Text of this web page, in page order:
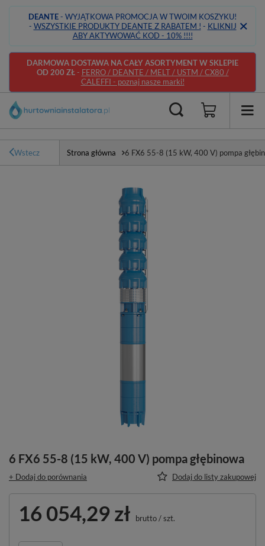
DEANTE- WYJĄTKOWA PROMOCJA W TWOIM KOSZYKU!
- WSZYSTKIE PRODUKTY DEANTE Z RABATEM ! - KLIKNIJ
ABY AKTYWOWAĆ KOD - 10% !!!!
DARMOWA DOSTAWA NA CAŁY ASORTYMENT W SKLEPIE
OD 200 ZŁ- FERRO / DEANTE / MELT / USTM / CX80 /
CALEFFI - poznaj nasze marki!
Wstecz Strona główna 6 FX6 55-8 (15 kW, 400 V) pompa
6 FX6 55-8 (15 kW, 400 V) pompa głębinowa
+ Dodaj do porównania Dodaj do listy zakupowej
16 054,29 zł brutto/szt.